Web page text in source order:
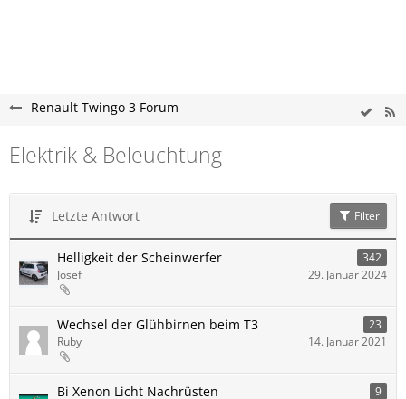
Renault Twingo 3 Forum
Elektrik & Beleuchtung
Letzte Antwort Filter
Helligkeit der Scheinwerfer
342
Josef
29. Januar 2024
Wechsel der Glühbirnen beim T3
23
Ruby
14. Januar 2021
Bi Xenon Licht Nachrüsten 9